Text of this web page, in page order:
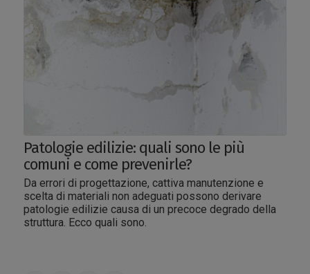
Patologie edilizie: quali sono le più
comuni e come prevenirle?
Da errori di progettazione, cattiva manutenzione e
scelta di materiali non adeguati possono derivare
patologie edilizie causa di un precoce degrado della
struttura. Ecco quali sono.